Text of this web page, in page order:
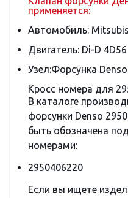
применяется:
Автомобиль:
Двигатель: Di-D 4D56
Узел:Форсунка
Кросс номера для
В каталоге
форсунки Denso
быть обозначена
номерами:
2950406220
Если вы ищете